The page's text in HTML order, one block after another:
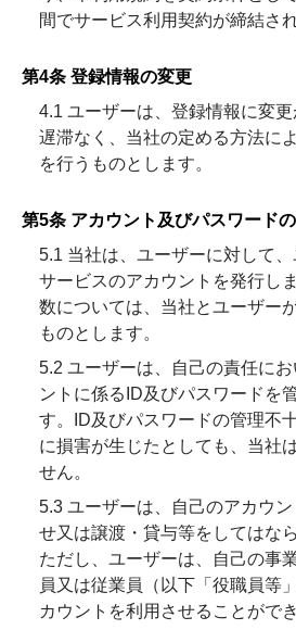
間でサービス利用契約が締結さ
第4条 登録情報の変更
4.1 ユーザーは、登録情報に変更
遅滞なく、当社の定める方法に
を行うものとします。
第5条 アカウント及びパスワード
5.1 当社は、ユーザーに対して
サービスのアカウントを発行し
数については、当社とユーザー
ものとします。
5.2 ユーザーは、自己の責任に
ントに係るID及びパスワードを
す。ID及びパスワードの管理不
に損害が生じたとしても、当社
せん。
5.3 ユーザーは、自己のアカウ
せ又は譲渡・貸与等をしてはな
ただし、ユーザーは、自己の事
員又は従業員（以下「役職員等
カウントを利用させることができ